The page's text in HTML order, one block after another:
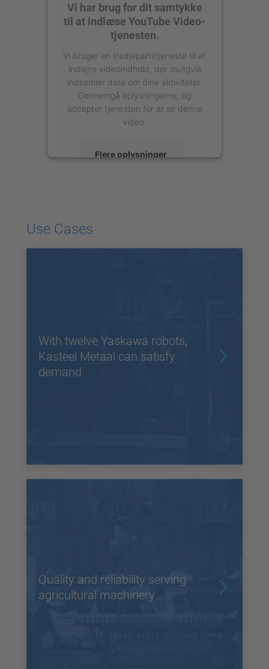
Vi har brug for dit samtykke
til at indlæse YouTube Video-
tjenesten.
Vi bruger en tredjepartstjeneste til at
indlejre videoindhold, der muligvis
indsamler data om dine aktiviteter.
Gennemgå oplysningerne, og
accepter tjenesten for at se denne
video.
Flere oplysninger
Use Cases
With twelve Yaskawa robots,
Kasteel Metaal can satisfy
demand
Quality and reliability serving
agricultural machinery